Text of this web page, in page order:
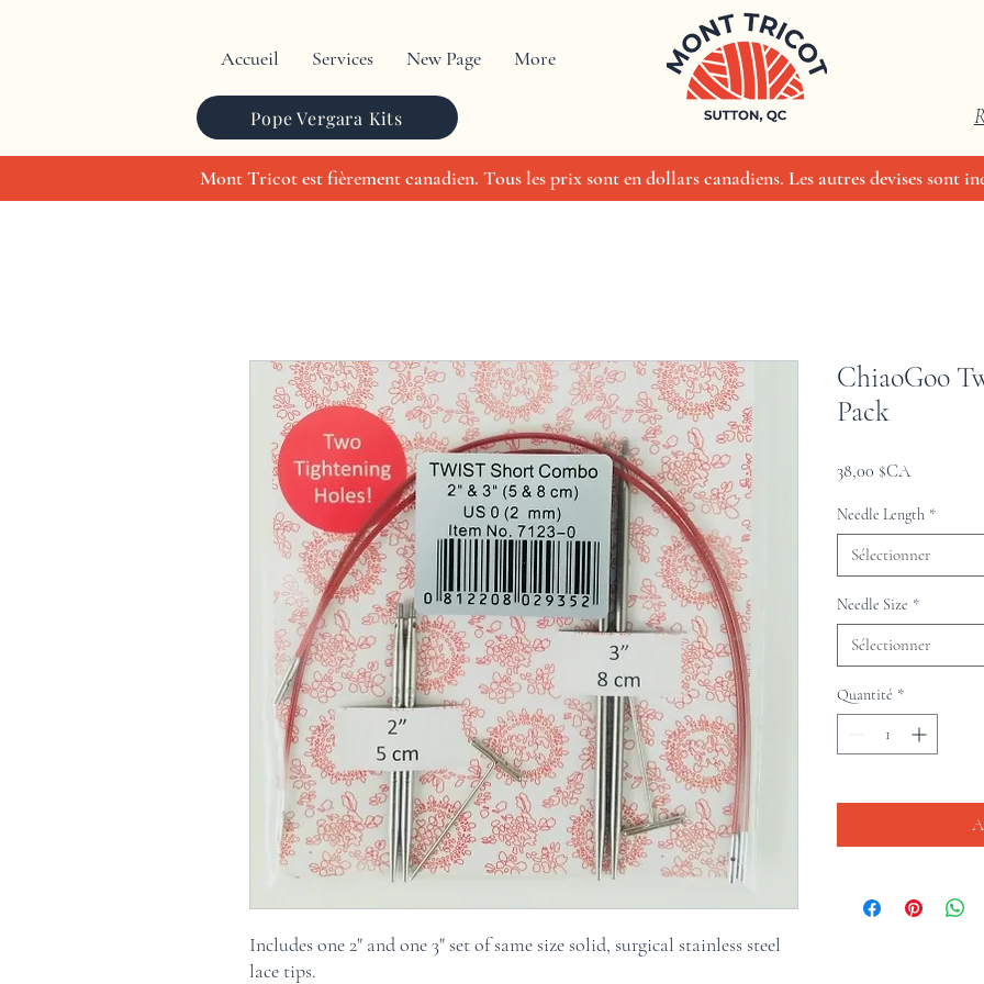
Accueil Services New Page More
Pope Vergara Kits
Mont Tricot est fièrement canadien. Tous les prix sont en dollars canadiens. Les autres devises sont
Includes one 2" and one 3" set of same size solid, surgical stainless steel
lace tips.
ChiaoGoo
Pack
38,00 $CAPrix
Needle Length *
Sélectionner
Needle Size *
Sélectionner
Quantité *